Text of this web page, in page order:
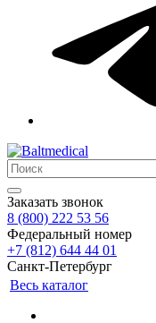
Заказать звонок
8 (800) 222 53 56
Федеральный номер
+7 (812) 644 44 01
Санкт-Петербург
Весь каталог